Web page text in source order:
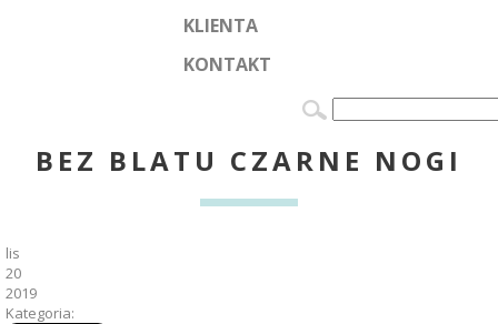
KLIENTA
KONTAKT
BEZ BLATU CZARNE NOGI
lis
20
2019
Kategoria: